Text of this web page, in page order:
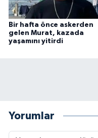
Bir hafta önce askerden
gelen Murat, kazada
yaşamını yitirdi
Yorumlar